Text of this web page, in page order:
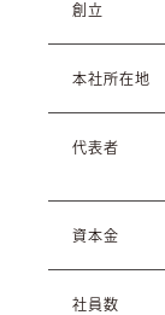
創立
本社所在地
代表者
資本金
社員数